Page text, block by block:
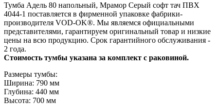
Тумба Адель 80 напольный, Мрамор Серый софт тач ПВХ
4044-1 поставляется в фирменной упаковке фабрики-
производителя VOD-OK®. Мы являемся официальными
представителями, гарантируем оригинальный товар и низкие
цены на всю продукцию. Срок гарантийного обслуживания -
2 года.
Стоимость тумбы указана за комплект с раковиной.
Размеры тумбы:
Ширина: 790 мм
Глубина: 440 мм
Высота: 700 мм